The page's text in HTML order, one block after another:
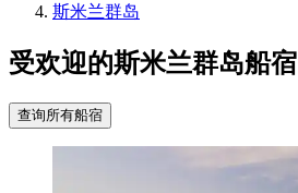
斯米兰群岛
受欢迎的斯米兰群岛船宿
查询所有船宿